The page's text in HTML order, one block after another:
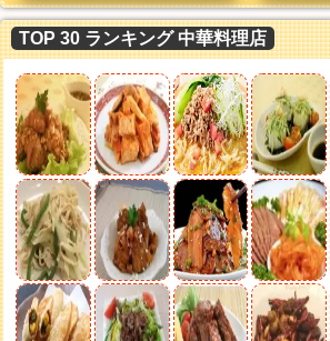
TOP 30 ランキング 中華料理店